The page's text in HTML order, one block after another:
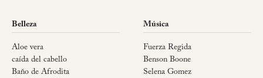
Belleza
Aloe vera
caída del cabello
Baño de Afrodita
Música
Fuerza Regida
Benson Boone
Selena Gomez